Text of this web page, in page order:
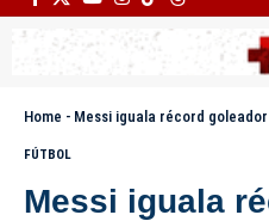
Home - Messi iguala récord goleador de los
FÚTBOL
Messi iguala